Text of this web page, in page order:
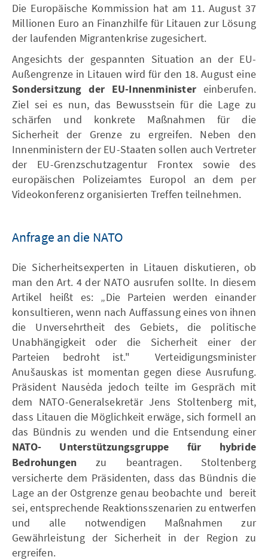
Die Europäische Kommission hat am 11. August 37
Millionen Euro an Finanzhilfe für Litauen zur Lösung
der laufenden Migrantenkrise zugesichert.
Angesichts der gespannten Situation an der EU-
Außengrenze in Litauen wird für den 18. August eine
Sondersitzung der EU-Innenminister einberufen.
Ziel sei es nun, das Bewusstsein für die Lage zu
schärfen und konkrete Maßnahmen für die
Sicherheit der Grenze zu ergreifen. Neben den
Innenministern der EU-Staaten sollen auch Vertreter
der EU-Grenzschutzagentur Frontex sowie des
europäischen Polizeiamtes Europol an dem per
Videokonferenz organisierten Treffen teilnehmen.
Anfrage an die NATO
Die Sicherheitsexperten in Litauen diskutieren, ob
man den Art. 4 der NATO ausrufen sollte. In diesem
Artikel heißt es: „Die Parteien werden einander
konsultieren, wenn nach Auffassung eines von ihnen
die Unversehrtheit des Gebiets, die politische
Unabhängigkeit oder die Sicherheit einer der
Parteien bedroht ist." Verteidigungsminister
Anušauskas ist momentan gegen diese Ausrufung.
Präsident Nausėda jedoch teilte im Gespräch mit
dem NATO-Generalsekretär Jens Stoltenberg mit,
dass Litauen die Möglichkeit erwäge, sich formell an
das Bündnis zu wenden und die Entsendung einer
NATO- Unterstützungsgruppe für hybride
Bedrohungen zu beantragen. Stoltenberg
versicherte dem Präsidenten, dass das Bündnis die
Lage an der Ostgrenze genau beobachte und bereit
sei, entsprechende Reaktionsszenarien zu entwerfen
und alle notwendigen Maßnahmen zur
Gewährleistung der Sicherheit in der Region zu
ergreifen.